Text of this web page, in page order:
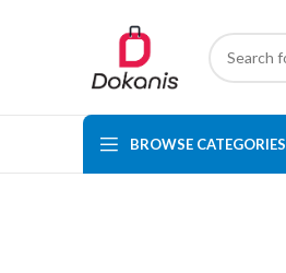
BROWSE CATEGORIES